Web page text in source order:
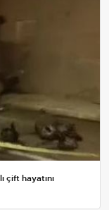
çift hayatını